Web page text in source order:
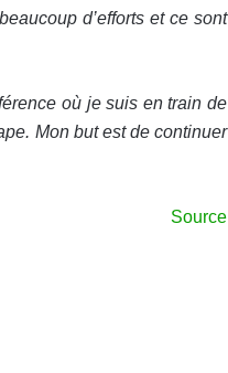
d’efforts et ce sont
où je suis en train de
Mon but est de continuer
Source